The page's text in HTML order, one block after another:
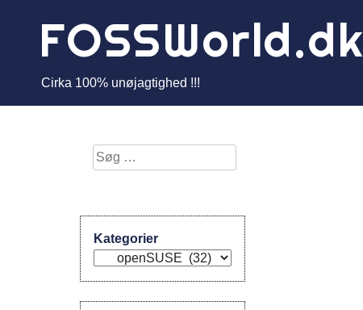
FOSSWorld.dk
Cirka 100% unøjagtighed !!!
Søg
efter:
Kategorier
Kategorier